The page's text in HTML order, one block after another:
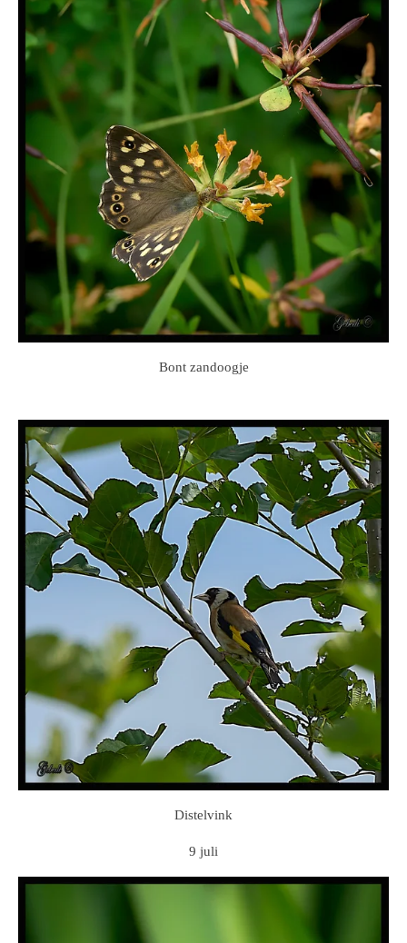
Bont zandoogje
Distelvink
9 juli